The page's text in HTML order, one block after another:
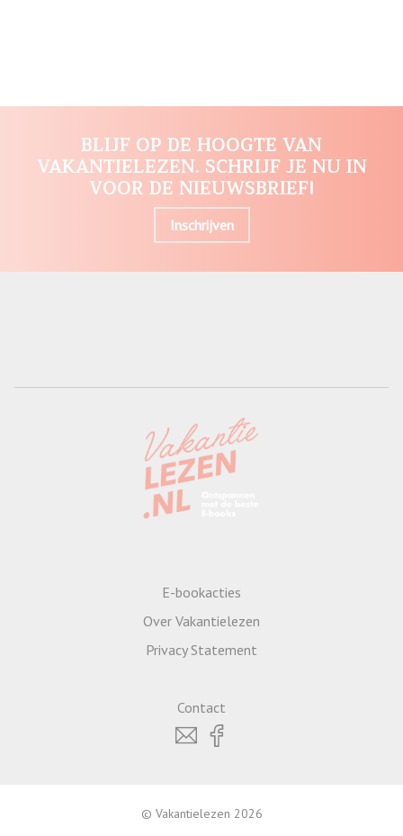
BLIJF OP DE HOOGTE VAN
VAKANTIELEZEN. SCHRIJF JE NU IN
VOOR DE NIEUWSBRIEF!
Inschrijven
E-bookacties
Over Vakantielezen
Privacy Statement
Contact
© Vakantielezen 2026